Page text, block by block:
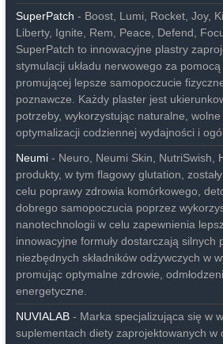
SuperPatch - Boost, Lumi, Rocket, Joy,
Liberty, Ignite, Rem, Peace, Defend,
SuperPatch to innowacyjne plastry
stymulacji układu nerwowego za
promującej lepsze samopoczucie
poznawcze. Każdy plaster jest
potrzeby, wykorzystując naturalne,
optymalizacji codziennej wydajności i
Neumi- Neuro, Neumi Skin, NutriSwish,
produkty, w tym flagowy glutation,
celu poprawy zdrowia komórkowego,
dobrego samopoczucia poprzez
nanotechnologii w celu zapewnienia
innowacyjne formuły dostarczają silnych
niezbędnych składników odżywczych w
promując optymalne zdrowie,
energetyczne.
NUVIALAB- Marka specjalizująca się w
suplementach diety zaprojektowanych w